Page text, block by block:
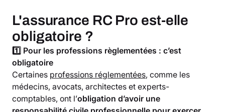
L'assurance RC Pro est-elle
obligatoire ?
1️⃣ Pour les professions règlementées : c’est
obligatoire
Certaines professions réglementées, comme les
médecins, avocats, architectes et experts-
comptables, ont l’obligation d’avoir une